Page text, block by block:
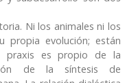
Ni los animales ni los
propia evolución; están
praxis es propio de la
de la síntesis de